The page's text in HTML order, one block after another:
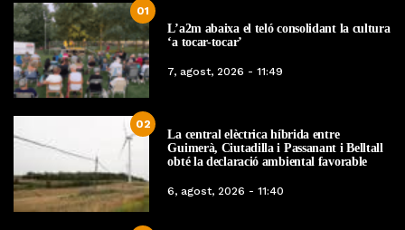
01
L’a2m abaixa el teló consolidant la cultura
‘a tocar-tocar’
7, agost, 2026 - 11:49
02
La central elèctrica híbrida entre
Guimerà, Ciutadilla i Passanant i Belltall
obté la declaració ambiental favorable
6, agost, 2026 - 11:40